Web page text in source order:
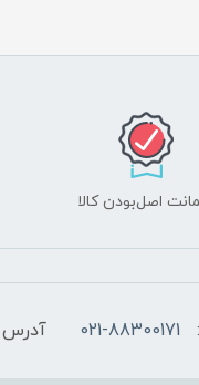
اصل‌بودن کالا
021-88300171 آدرس